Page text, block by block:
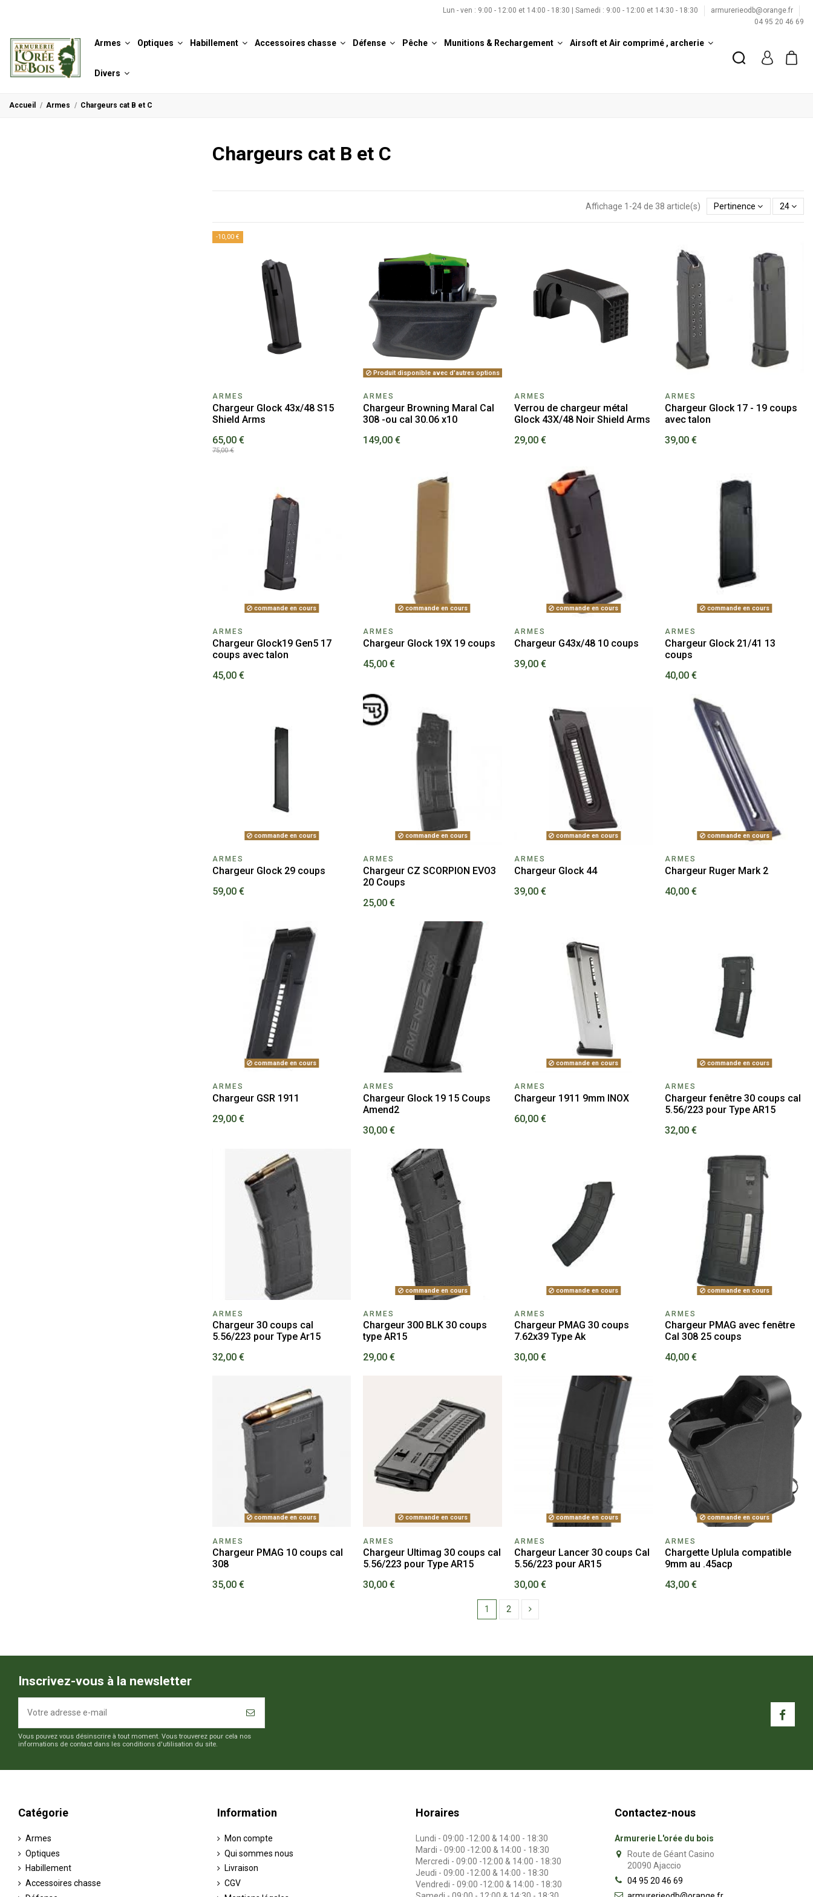
Lun - ven : 9:00 - 12:00 et 14:00 - 18:30 | Samedi : 9:00 - 12:00 et 14:30 - 18:30
armurerieodb@orange.fr
04 95 20 46 69
Armes Optiques Habillement Accessoires chasse Défense Pêche Munitions & Rechargement Airsoft et Air comprimé , archerie
Divers
Accueil Armes Chargeurs cat B et C
Chargeurs cat B et C
Affichage 1-24 de 38 article(s) Pertinence 24
-10,00 €
ARMES
Chargeur Glock 43x/48 S15
Shield Arms
65,00 €
75,00 €
Produit disponible avec d'autres options
ARMES
Chargeur Browning Maral Cal
308 -ou cal 30.06 x10
149,00 €
ARMES
Verrou de chargeur métal
Glock 43X/48 Noir Shield Arms
29,00 €
ARMES
Chargeur Glock 17 - 19 coups
avec talon
39,00 €
commande en cours
ARMES
Chargeur Glock19 Gen5 17
coups avec talon
45,00 €
commande en cours
ARMES
Chargeur Glock 19X 19 coups
45,00 €
commande en cours
ARMES
Chargeur G43x/48 10 coups
39,00 €
commande en cours
ARMES
Chargeur Glock 21/41 13
coups
40,00 €
commande en cours
ARMES
Chargeur Glock 29 coups
59,00 €
commande en cours
ARMES
Chargeur CZ SCORPION EVO3
20 Coups
25,00 €
commande en cours
ARMES
Chargeur Glock 44
39,00 €
commande en cours
ARMES
Chargeur Ruger Mark 2
40,00 €
commande en cours
ARMES
Chargeur GSR 1911
29,00 €
ARMES
Chargeur Glock 19 15 Coups
Amend2
30,00 €
commande en cours
ARMES
Chargeur 1911 9mm INOX
60,00 €
commande en cours
ARMES
Chargeur fenêtre 30 coups cal
5.56/223 pour Type AR15
32,00 €
ARMES
Chargeur 30 coups cal
5.56/223 pour Type Ar15
32,00 €
commande en cours
ARMES
Chargeur 300 BLK 30 coups
type AR15
29,00 €
commande en cours
ARMES
Chargeur PMAG 30 coups
7.62x39 Type Ak
30,00 €
commande en cours
ARMES
Chargeur PMAG avec fenêtre
Cal 308 25 coups
40,00 €
commande en cours
ARMES
Chargeur PMAG 10 coups cal
308
35,00 €
commande en cours
ARMES
Chargeur Ultimag 30 coups cal
5.56/223 pour Type AR15
30,00 €
commande en cours
ARMES
Chargeur Lancer 30 coups Cal
5.56/223 pour AR15
30,00 €
commande en cours
ARMES
Chargette Uplula compatible
9mm au .45acp
43,00 €
1 2
Inscrivez-vous à la newsletter
Vous pouvez vous désinscrire à tout moment. Vous trouverez pour cela nos
informations de contact dans les conditions d'utilisation du site.
Catégorie
Armes
Optiques
Habillement
Accessoires chasse
Information
Mon compte
Qui sommes nous
Livraison
CGV
Horaires
Lundi - 09:00 -12:00 & 14:00 - 18:30
Mardi - 09:00 -12:00 & 14:00 - 18:30
Mercredi - 09:00 -12:00 & 14:00 - 18:30
Jeudi - 09:00 -12:00 & 14:00 - 18:30
Vendredi - 09:00 -12:00 & 14:00 - 18:30
Contactez-nous
Armurerie L'orée du bois
Route de Géant Casino
20090 Ajaccio
04 95 20 46 69